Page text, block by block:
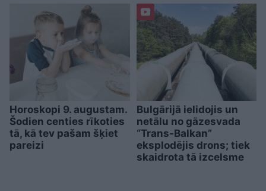
Horoskopi 9. augustam.
Šodien centies rīkoties
tā, kā tev pašam šķiet
pareizi
Bulgārijā ielidojis un
netālu no gāzesvada
“Trans-Balkan”
eksplodējis drons; tiek
skaidrota tā izcelsme